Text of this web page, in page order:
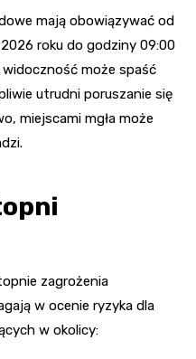
mają obowiązywać od
roku do godziny 09:00
może spaść
utrudni poruszanie się
miejscami mgła może
zagrożenia
w ocenie ryzyka dla
w okolicy: